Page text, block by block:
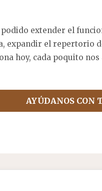
extender el
expandir el repertorio
hoy, cada poquito
AYÚDANOS CON